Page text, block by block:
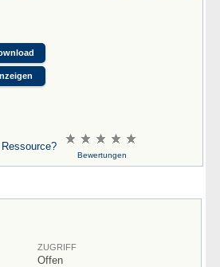
Bewertungen
ZUGRIFF
Offen